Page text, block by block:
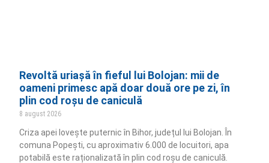
Revoltă uriașă în fieful lui Bolojan: mii de
oameni primesc apă doar două ore pe zi, în
plin cod roșu de caniculă
8 august 2026
Criza apei lovește puternic în Bihor, județul lui Bolojan. În
comuna Popești, cu aproximativ 6.000 de locuitori, apa
potabilă este raționalizată în plin cod roșu de caniculă.